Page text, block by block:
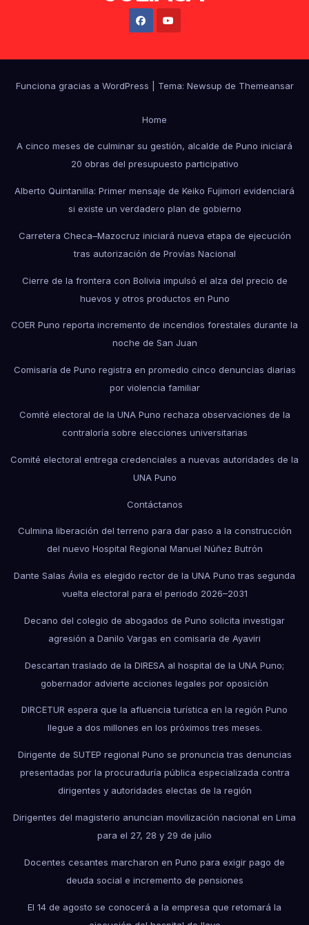
Funciona gracias a WordPress Tema: Newsup de Themeansar
Home
A cinco meses de culminar su gestión, alcalde de Puno iniciará
20 obras del presupuesto participativo
Alberto Quintanilla: Primer mensaje de Keiko Fujimori evidenciará
si existe un verdadero plan de gobierno
Carretera Checa–Mazocruz iniciará nueva etapa de ejecución
tras autorización de Provías Nacional
Cierre de la frontera con Bolivia impulsó el alza del precio de
huevos y otros productos en Puno
COER Puno reporta incremento de incendios forestales durante la
noche de San Juan
Comisaría de Puno registra en promedio cinco denuncias diarias
por violencia familiar
Comité electoral de la UNA Puno rechaza observaciones de la
contraloría sobre elecciones universitarias
Comité electoral entrega credenciales a nuevas autoridades de la
UNA Puno
Contáctanos
Culmina liberación del terreno para dar paso a la construcción
del nuevo Hospital Regional Manuel Núñez Butrón
Dante Salas Ávila es elegido rector de la UNA Puno tras segunda
vuelta electoral para el periodo 2026–2031
Decano del colegio de abogados de Puno solicita investigar
agresión a Danilo Vargas en comisaría de Ayaviri
Descartan traslado de la DIRESA al hospital de la UNA Puno;
gobernador advierte acciones legales por oposición
DIRCETUR espera que la afluencia turística en la región Puno
llegue a dos millones en los próximos tres meses.
Dirigente de SUTEP regional Puno se pronuncia tras denuncias
presentadas por la procuraduría pública especializada contra
dirigentes y autoridades electas de la región
Dirigentes del magisterio anuncian movilización nacional en Lima
para el 27, 28 y 29 de julio
Docentes cesantes marcharon en Puno para exigir pago de
deuda social e incremento de pensiones
El 14 de agosto se conocerá a la empresa que retomará la